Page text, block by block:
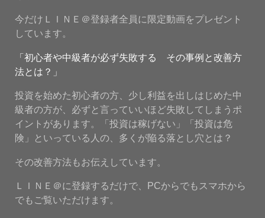
今だけＬＩＮＥ＠登録者全員に限定動画をプレゼント
しています。
「初心者や中級者が必ず失敗する その事例と改善方
法とは？」
投資を始めた初心者の方、少し利益を出しはじめた中
級者の方が、必ずと言っていいほど失敗してしまうポ
イントがあります。「投資は稼げない」「投資は危
険」といっている人の、多くが陥る落とし穴とは？
その改善方法もお伝えしています。
ＬＩＮＥ＠に登録するだけで、PCからでもスマホから
でもご覧いただけます。